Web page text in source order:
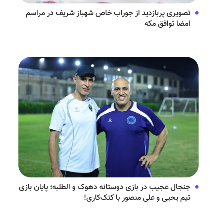
تصویری پربازدید از جوراب‌ خاص شهباز شریف در مراسم
امضا توافق‌ مکه
جنجال عجیب در بازی دوستانه دهوک و الطلبه؛ پایان بازی
تیم یحیی و علی منصور با کتک‌کاری!